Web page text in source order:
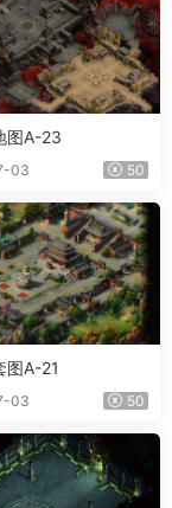
图A-23
03 50
图A-21
03 50